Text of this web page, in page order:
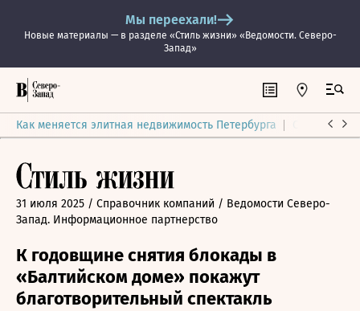
Мы переехали!
Новые материалы — в разделе «Стиль жизни» «Ведомости. Северо-
Запад»
Как меняется элитная недвижимость Петербурга Ситуация
31 июля 2025 / Справочник компаний / Ведомости Северо-
Запад. Информационное партнерство
К годовщине снятия блокады в
«Балтийском доме» покажут
благотворительный спектакль